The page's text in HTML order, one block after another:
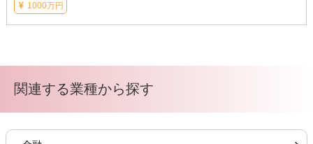
1000万円
関連する業種から探す